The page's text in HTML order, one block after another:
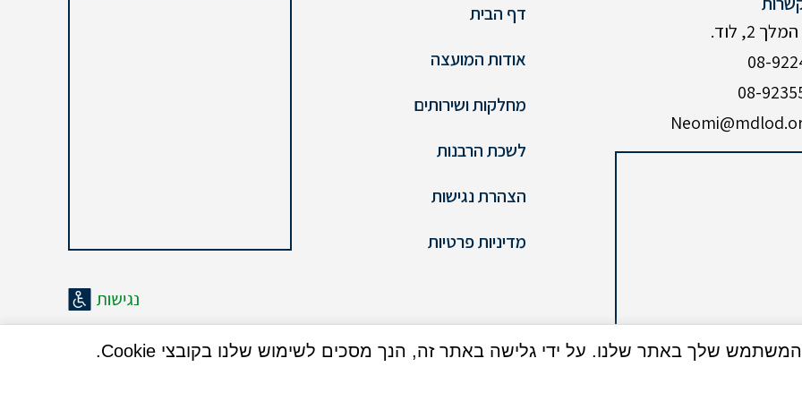
דף הבית
אודות המועצה
מחלקות ושירותים
לשכת הרבנות
הצהרת נגישות
מדיניות פרטיות
2, לוד.